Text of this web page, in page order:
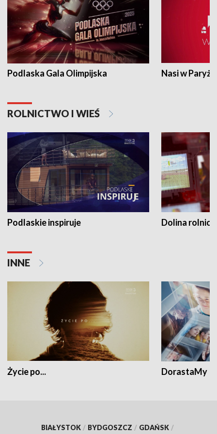
Podlaska Gala Olimpijska Nasi w Paryżu
ROLNICTWO I WIEŚ
Podlaskie inspiruje Dolina
INNE
Życie po... DorastaMy
BIAŁYSTOK / BYDGOSZCZ / GDAŃSK /